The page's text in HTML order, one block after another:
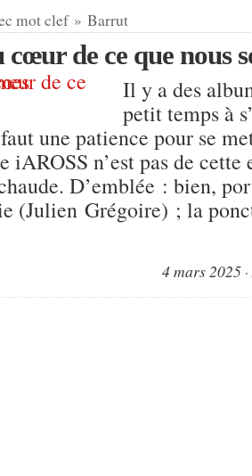
mot clef » Barrut
de ce que nous
Il y a des
petit temps à
une patience pour se
iAROSS n’est pas de cette
D’emblée : bien,
(Julien Grégoire) ; la
4 mars 2025